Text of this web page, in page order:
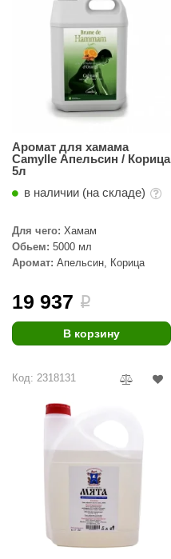
Аромат для хамама
Camylle Апельсин / Корица
5л
в наличии (на складе)
Для чего: Хамам
Обьем: 5000 мл
Аромат: Апельсин, Корица
19 937 i
В корзину
Код: 2318131